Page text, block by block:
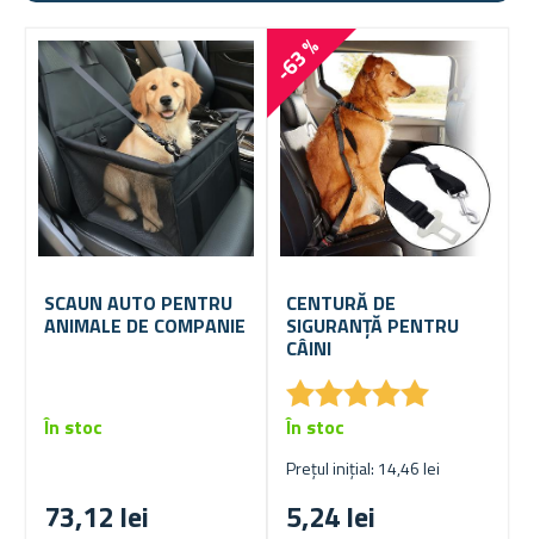
SCAUN AUTO PENTRU
ANIMALE DE COMPANIE
73,12 lei
În stoc
-63 %
CENTURĂ DE
SIGURANȚĂ PENTRU
CÂINI
★★★★★
★★★★★
Prețul inițial: 14,46 lei
5,24 lei
În stoc